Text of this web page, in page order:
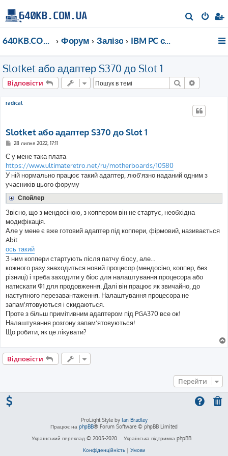
о
640KB.COM.UA Форум Залізо IBM PC сумісне після 2000 року
Slotket або адаптер S370 до Slot 1
Відповісти Пошук
radical
Slotket або адаптер S370 до Slot 1
П
в
і
д
о
м
л
н
н
я
28 липня 2022, 17:11
Є у мене така плата
https://www.ultimateretro.net/ru/motherboards/10580
У ній нормально працює такий адаптер, люб'язно наданий одним з
учасників цього форуму
Спойлер
Звісно, що з мендосіною, з коппером він не стартує, необхідна
модифікація.
Але у мене є вже готовий адаптер під коппери, фірмовий, називається
Abit
ось такий
З ним коппери стартують після патчу біосу, але...
кожного разу знаходиться новий процесор (мендосіно, коппер, без
різниці) і треба заходити у біос для налаштування процесора або
натискати Ф1 для продовження. Далі він працює як звичайно, до
наступного перезавантаження. Налаштування процесора не
запам'ятовуються і скидаються.
Проте з більш примітивним адаптером під PGA370 все ок!
Налаштування розгону запам'ятовуються!
Що робити, як це лікувати?
Відповісти
Перейти
ProLight Style by Ian Bradley
Працює на phpBB® Forum Software © phpBB Limited
Український переклад © 2005-2020
Українська підтримка phpBB
Конфіденційність| Умови